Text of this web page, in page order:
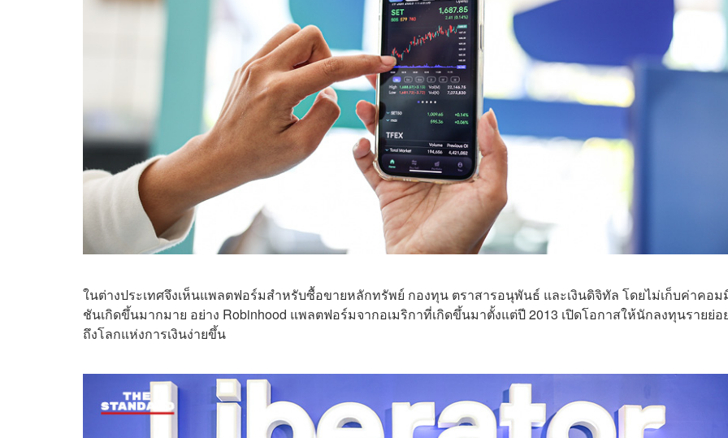
ในต่างประเทศจึงเห็นแพลตฟอร์มสำหรับซื้อขายหลักทรัพย์ กองทุน ตราสารอนุพันธ์ และเงินดิจิทัล โดยไม่เก็บค่าคอม
ชันเกิดขึ้นมากมาย อย่าง Robinhood แพลตฟอร์มจากอเมริกาที่เกิดขึ้นมาตั้งแต่ปี 2013 เปิดโอกาสให้นักลงทุนรายย่อ
ถึงโลกแห่งการเงินง่ายขึ้น